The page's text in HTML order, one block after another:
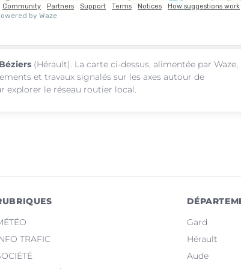
(Hérault). La carte ci-dessus, alimentée par Waze,
et travaux signalés sur les axes autour de
explorer le réseau routier local.
TRAFIC
Gard
Hérault
Aude